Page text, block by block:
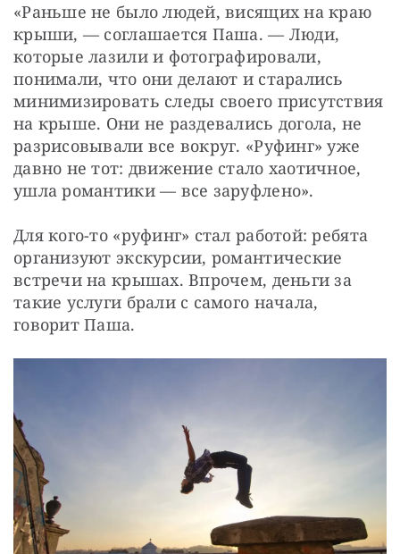
«Раньше не было людей, висящих на краю
крыши, — ​соглашается Паша. — ​Люди,
которые лазили и фотографировали,
понимали, что они делают и старались
минимизировать следы своего присутствия
на крыше. Они не раздевались догола, не
разрисовывали все вокруг. «Руфинг» уже
давно не тот: движение стало хаотичное,
ушла романтики — ​все заруфлено».
Для кого-то «руфинг» стал работой: ребята
организуют экскурсии, романтические
встречи на крышах. Впрочем, деньги за
такие услуги брали с самого начала,
говорит Паша.